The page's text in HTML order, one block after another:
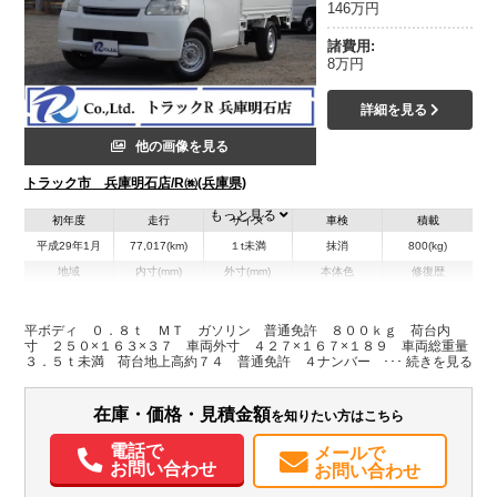
他の画像を見る
トラック市 兵庫明石店/R㈱(兵庫県)
146万円
諸費用:
8万円
詳細を見る
初年度
平成29年1月
走行
77,017(km)
サイズ
１t未満
車検
抹消
積載
800(kg)
地域 内寸(mm)
H:370
外寸(mm)
H:1,890
本体色 修復歴
装備情報
もっと見る
平ボディ ０．８ｔ ＭＴ ガソリン 普通免許 ８００ｋｇ 荷台内
寸 ２５０×１６３×３７ 車両外寸 ４２７×１６７×１８９ 車両総重量
３．５ｔ未満 荷台地上高約７４ 普通免許 ４ナンバー エンジン型
在庫・価格・見積金額を知りたい方はこちら
電話で
お問い合わせ
メールで
お問い合わせ